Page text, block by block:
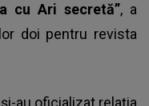
cu Ari secretă”, a
doi pentru revista
au oficializat relația